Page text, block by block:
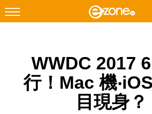
Facebook Instagram
科技焦點
WWDC 2017
行！Mac 機
目現身？